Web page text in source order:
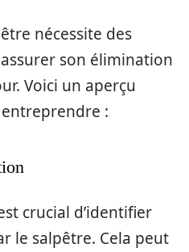
nécessite des
son élimination
Voici un aperçu
:
crucial d’identifier
le salpêtre. Cela peut